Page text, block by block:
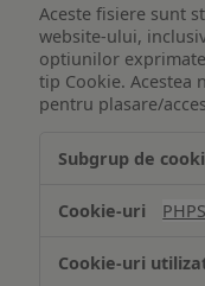
Aceste fisiere sunt
website-ului,
optiunilor
tip Cookie. Acestea
pentru plasare/
de
Cookie
necesare